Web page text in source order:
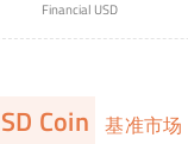
Financial USD
Coin 基准市场